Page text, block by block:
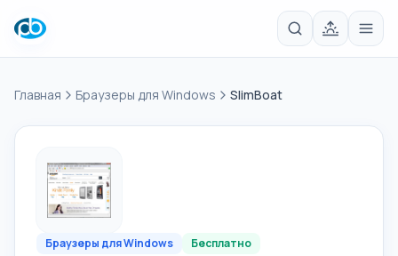
Главная Браузеры для Windows SlimBoat
Браузеры для Windows Бесплатно